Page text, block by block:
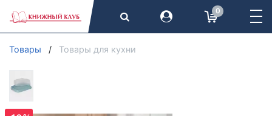
0
Товары Товары для кухни